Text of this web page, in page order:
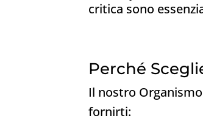
critica sono
Perché
Il nostro
fornirti: